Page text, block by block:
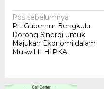
Navigasi
pos
Pos sebelumnya
Plt Gubernur Bengkulu
Dorong Sinergi untuk
Majukan Ekonomi dalam
Muswil II HIPKA